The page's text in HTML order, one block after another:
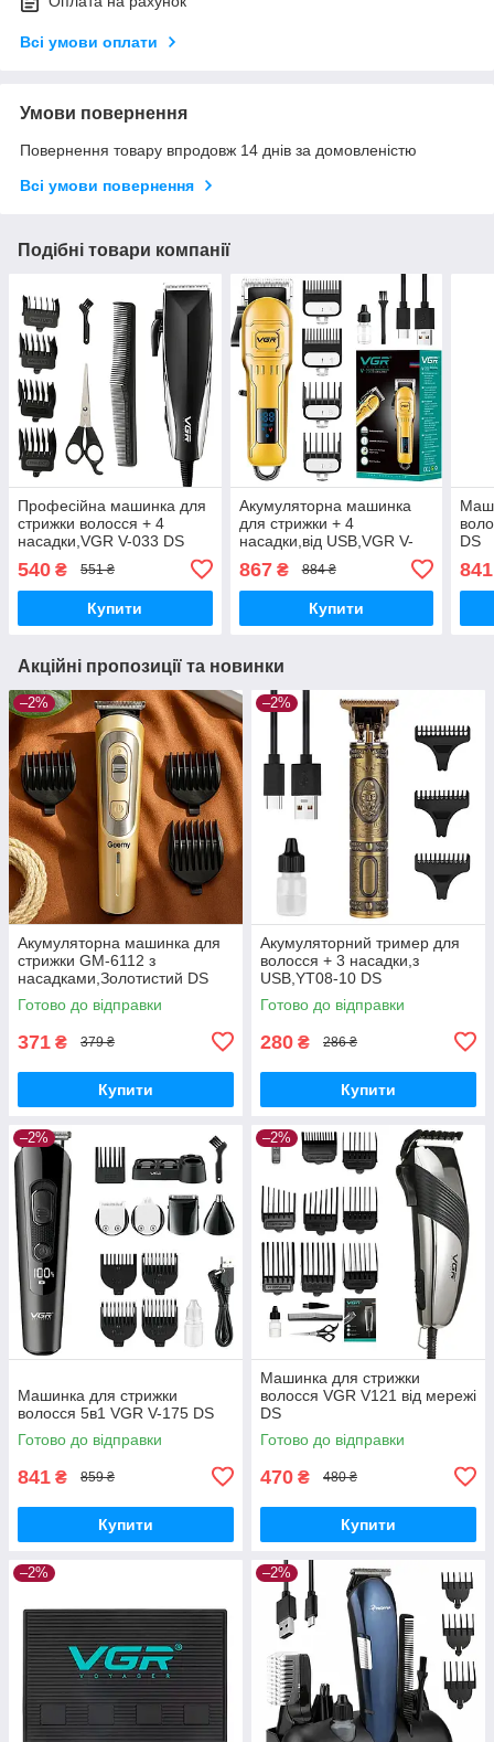
Всі умови оплати
Умови повернення
Повернення товару впродовж 14 днів за домовленістю
Всі умови повернення
Подібні товари компанії
Професійна машинка для
стрижки волосся + 4
насадки,VGR V-033 DS
540 ₴ 551 ₴
Купити
Акумуляторна машинка
для стрижки + 4
насадки,від USB,VGR V-
867₴ 884 ₴
Купити
DS
841
Акційні пропозиції та новинки
–2%
Акумуляторна машинка для
стрижки GM-6112 з
насадками,Золотистий DS
Готово до відправки
371 ₴ 379 ₴
Купити
–2%
Акумуляторний тример для
волосся + 3 насадки,з
USB,YT08-10 DS
Готово до відправки
280 ₴ 286 ₴
Купити
–2%
Машинка для стрижки
волосся 5в1 VGR V-175 DS
Готово до відправки
841 ₴ 859 ₴
Купити
–2%
Машинка для стрижки
волосся VGR V121 від мережі
DS
Готово до відправки
470 ₴ 480 ₴
Купити
–2% –2%